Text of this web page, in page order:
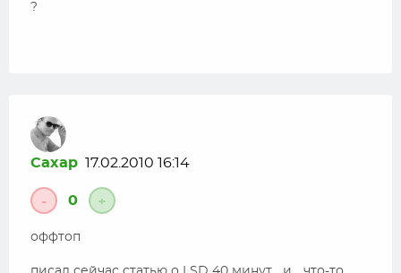
?
Caxap 17.02.2010 16:14
- 0 +
оффтоп